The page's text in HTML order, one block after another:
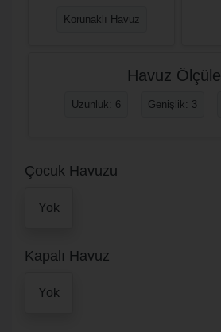
Korunaklı Havuz
Havuz
Uzunluk: 6 Genişlik: 3
Çocuk Havuzu
Yok
Kapalı Havuz
Yok